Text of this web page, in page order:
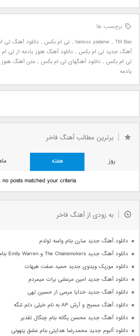
برچسب ها
hanooz yadame , TM Bax
, تی ام بکس , دانلود آهنگ تی
آهنگ جدید تی ام بکس , دانلود آهنگ هنوز یادمه از تی
تی ام بکس , دانلود آهنگهای تی ام بکس , متن آهنگ
یادمه
برترین مطالب آهنگ فاخر
روز هفته ماه
posts matched your criteria.
به زودی از آهنگ فاخر
دانلود آهنگ جدید سارن بنام واسه تولدم
دانلود آهنگ جدید The Chainsmokers و Emily Warren بنام Side Effects
دانلود موزیک ویدوی جدید حمید صفت هیهات
دانلود آهنگ جدید امین مرعشی برات میمردم
دانلود آهنگ جدید خدایا مرسی از حسین تهی
دانلود آهنگ مسیح و آرش AP به نام خیلی دلم تنگه
دانلود آهنگ جدید محسن یگانه بنام چنگال تقدیر
دانلود آلبوم جدید محمدرضا هدایتی بنام عشق پنهونی